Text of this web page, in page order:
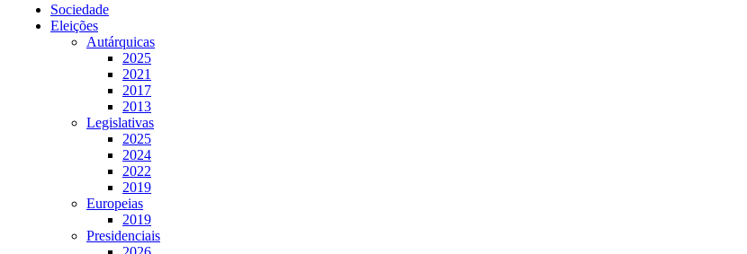
Sociedade
Eleições
Autárquicas
2025
2021
2017
2013
Legislativas
2025
2024
2022
2019
Europeias
2019
Presidenciais